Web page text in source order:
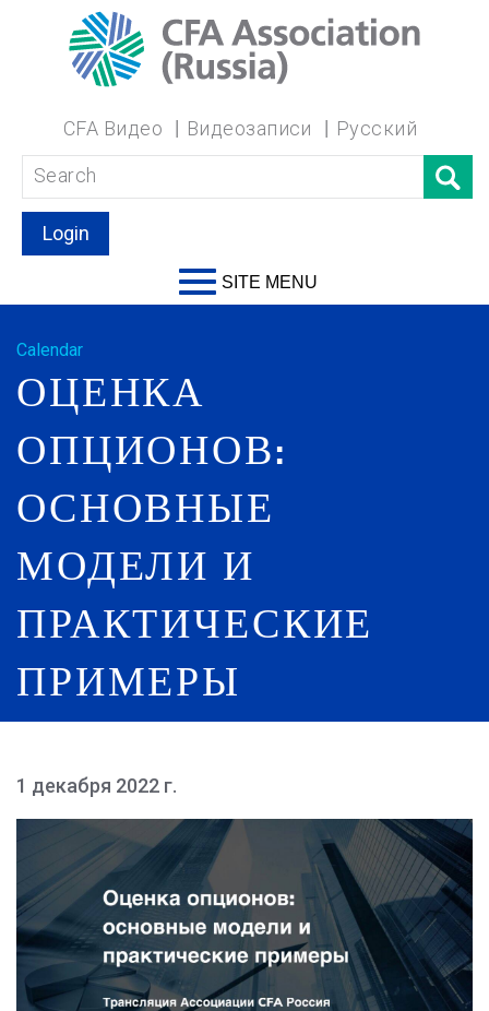
CFA Видео Видеозаписи Русский
Login
SITE MENU
Calendar
ОЦЕНКА
ОПЦИОНОВ:
ОСНОВНЫЕ
МОДЕЛИ И
ПРАКТИЧЕСКИЕ
ПРИМЕРЫ
1 декабря 2022 г.